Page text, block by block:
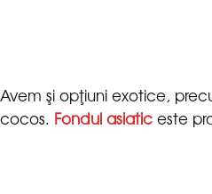
Avem şi opţiuni exotice,
este